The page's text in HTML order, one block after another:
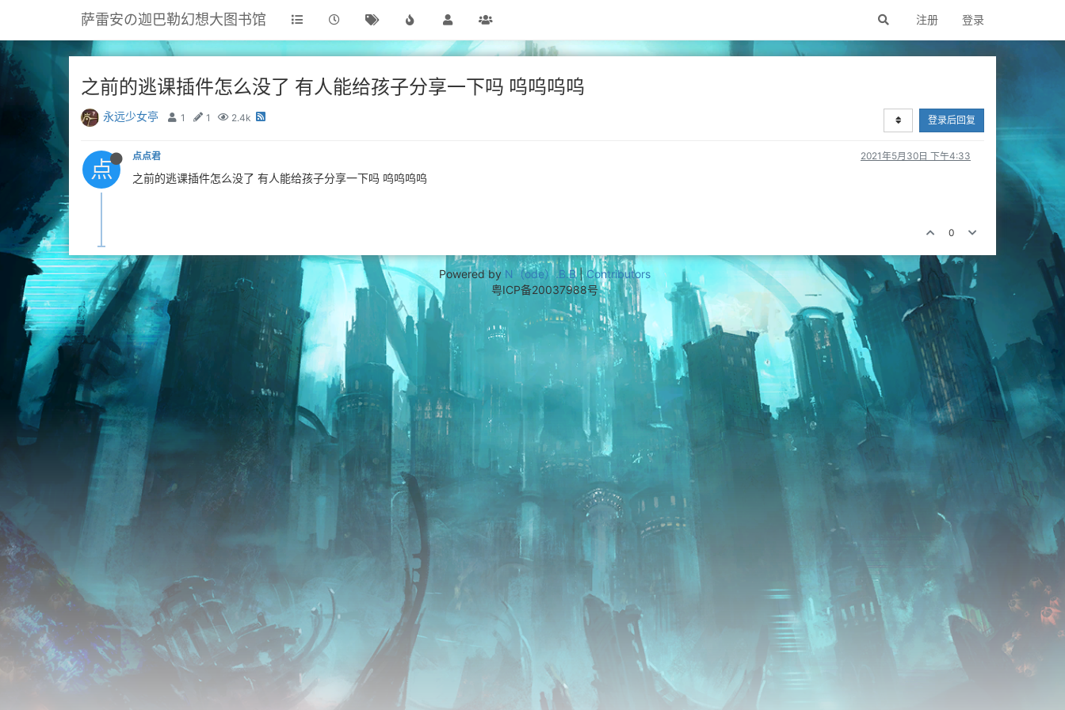
萨雷安の迦巴勒幻想大图书馆 注册 登录
之前的逃课插件怎么没了 有人能给孩子分享一下吗 呜呜呜呜
永远少女亭 1 1 2.4k 登录后回复
点 点点君 2021年5月30日 下午4:33
之前的逃课插件怎么没了 有人能给孩子分享一下吗 呜呜呜呜
0
Powered by N（ode）.B.B|Contributors
粤ICP备20037988号